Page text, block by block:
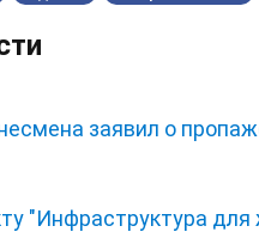
заявил о
"Инфраструктура